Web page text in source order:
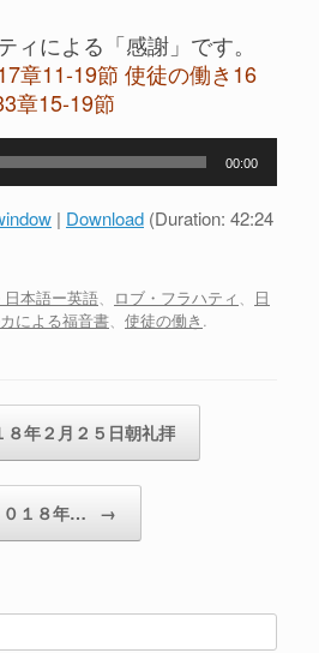
ィによる「感謝」です。
章11-19節 使徒の働き16
章15-19節
00:00
| Download (Duration: 42:24
本語ー英語、 ロブ・フラハティ、
日
による福音書、 使徒の働き .
８年２月２５日朝礼拝
０１８年… →